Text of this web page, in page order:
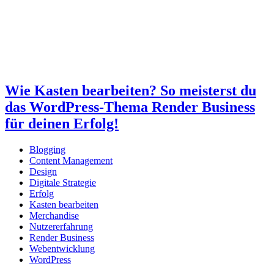
Wie Kasten bearbeiten? So meisterst du
das WordPress-Thema Render Business
für deinen Erfolg!
Blogging
Content Management
Design
Digitale Strategie
Erfolg
Kasten bearbeiten
Merchandise
Nutzererfahrung
Render Business
Webentwicklung
WordPress